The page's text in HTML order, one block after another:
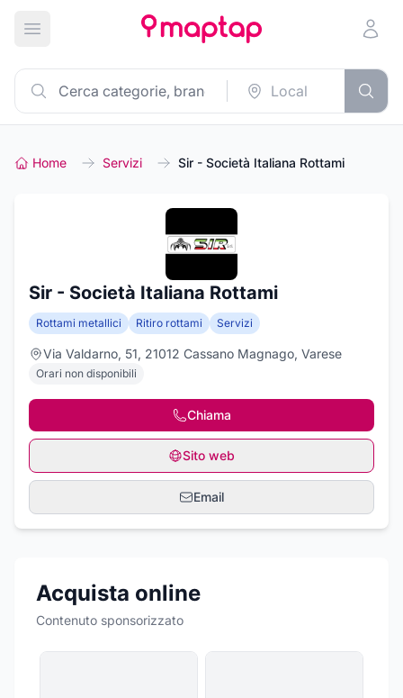
Apri menu principale
Home Servizi Sir - Società Italiana Rottami
Sir - Società Italiana Rottami
Rottami metallici Ritiro rottami Servizi
Via Valdarno, 51, 21012 Cassano Magnago, Varese
Orari non disponibili
Chiama
Sito web
Email
Acquista online
Contenuto sponsorizzato